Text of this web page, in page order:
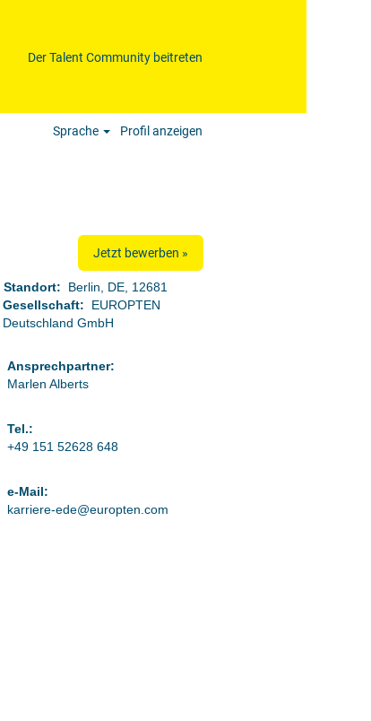
Der Talent Community beitreten
Sprache Profil anzeigen
Jetzt bewerben »
Standort: Berlin, DE, 12681
Gesellschaft: EUROPTEN
Deutschland GmbH
Ansprechpartner:
Marlen Alberts
Tel.:
+49 151 52628 648
e-Mail:
karriere-ede@europten.com